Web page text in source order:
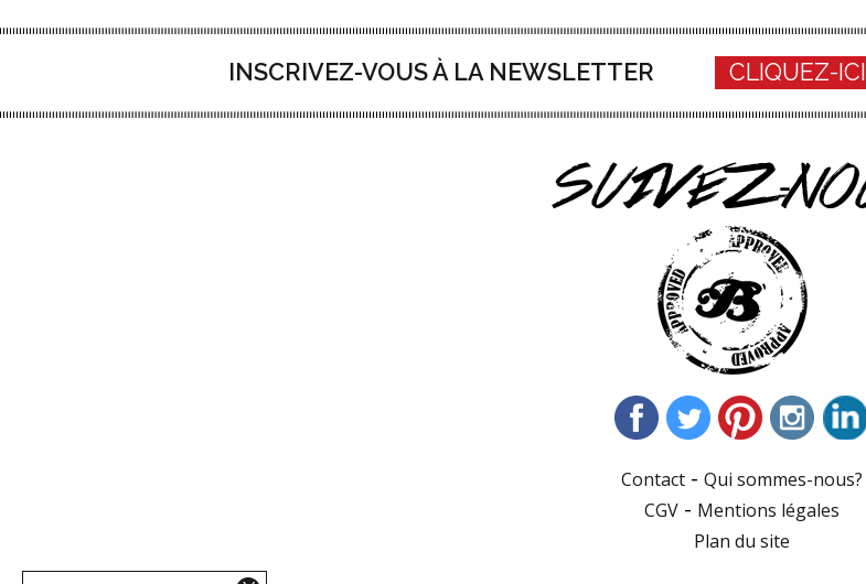
INSCRIVEZ-VOUS À LA NEWSLETTER CLIQUEZ-ICI
Contact- Qui sommes-nous?
CGV- Mentions légales
Plan du site